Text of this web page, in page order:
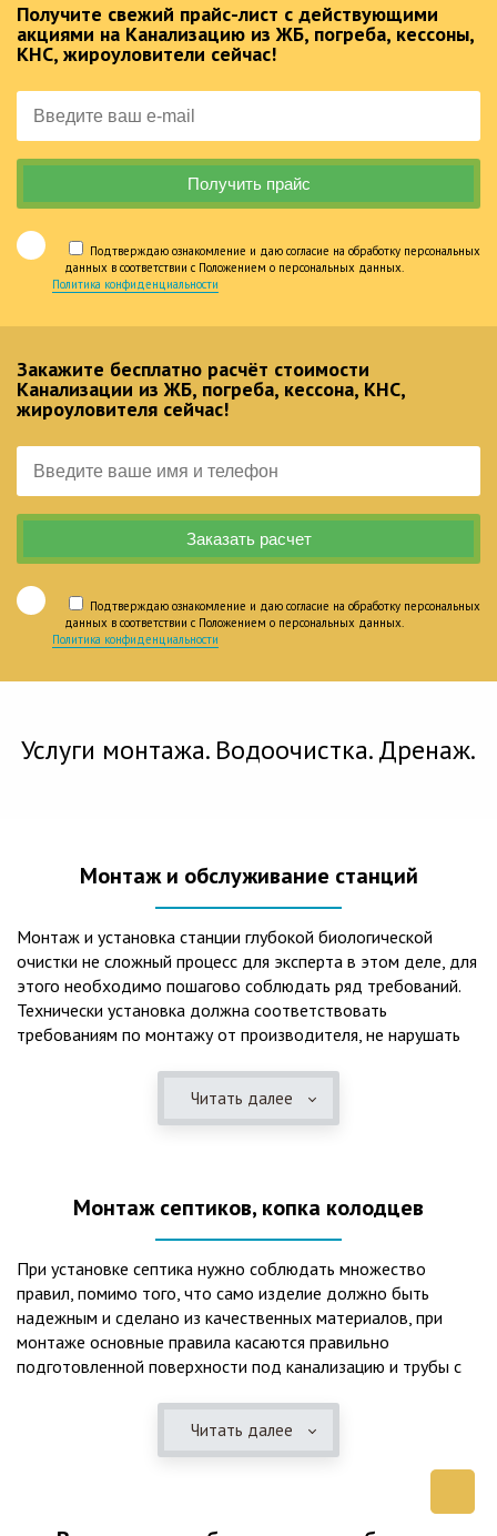
Получите свежий прайс-лист с действующими
акциями на Канализацию из ЖБ, погреба, кессоны,
КНС, жироуловители сейчас!
Подтверждаю ознакомление и даю согласие на обработку персональных
данных в соответствии с Положением о персональных данных.
Политика конфиденциальности
Закажите бесплатно расчёт стоимости
Канализации из ЖБ, погреба, кессона, КНС,
жироуловителя сейчас!
Подтверждаю ознакомление и даю согласие на обработку персональных
данных в соответствии с Положением о персональных данных.
Политика конфиденциальности
Услуги монтажа. Водоочистка. Дренаж.
Монтаж и обслуживание станций
Монтаж и установка станции глубокой биологической
очистки не сложный процесс для эксперта в этом деле, для
этого необходимо пошагово соблюдать ряд требований.
Технически установка должна соответствовать
требованиям по монтажу от производителя, не нарушать
представления о требованиях ПУЭ, ведь не качественный
монтаж может привезти не только к выходу из строя
вод – самый эффективный способ из всех существующих
оборудования вода может применяться для хозяйственных
нужд и полива огорода, а остатки ила при чистке могут
стать эффективным удобрением. Нет необходимости
тратить средства на ассенизаторскую машину. Системы
монтируются при минимуме земляных работ, без грязи и
заезда крупной техники, даже при очень высоком уровне
грунтовых вод. Служат до 50 и более лет при уникальной
необходимо удалять ил, самостоятельно или с помощью
Читать далее
Монтаж септиков, копка колодцев
При установке септика нужно соблюдать множество
правил, помимо того, что само изделие должно быть
надежным и сделано из качественных материалов, при
монтаже основные правила касаются правильно
подготовленной поверхности под канализацию и трубы с
Мы установим Вам емкости для фильтрации и отстаивания
сточных вод по технологиям, не приводящим к загрязнению
Читать далее